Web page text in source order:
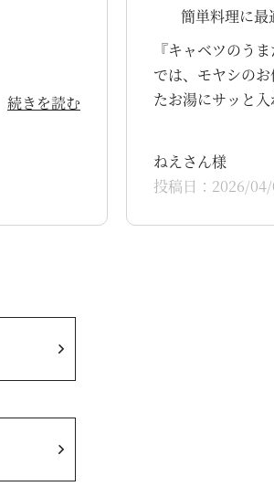
続きを読む
簡単料理に最
『キャベツのう
では、モヤシのお供にな
たお湯にサッと入
して『キャベツ
ねえさん様
投稿日：2026/